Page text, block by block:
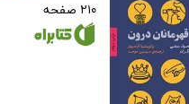
۲۱۰ صفحه